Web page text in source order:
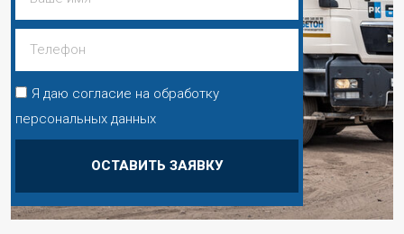
Я даю согласие на обработку
персональных данных
ОСТАВИТЬ ЗАЯВКУ